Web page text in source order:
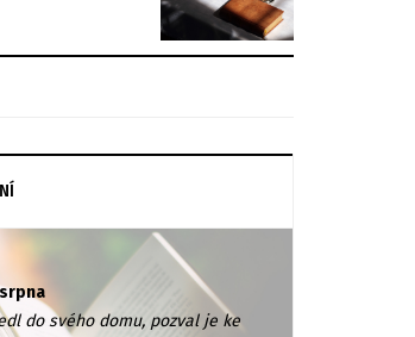
do svého domu, pozval je ke